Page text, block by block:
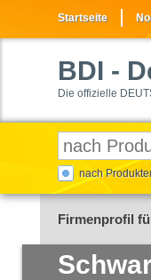
Startseite
BDI -
Die offizielle
nach
Firmenprofil